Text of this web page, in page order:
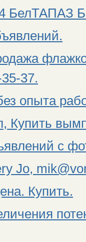
БелТАПАЗ
37.
опыта
Купить
с
Jo,
Купить.